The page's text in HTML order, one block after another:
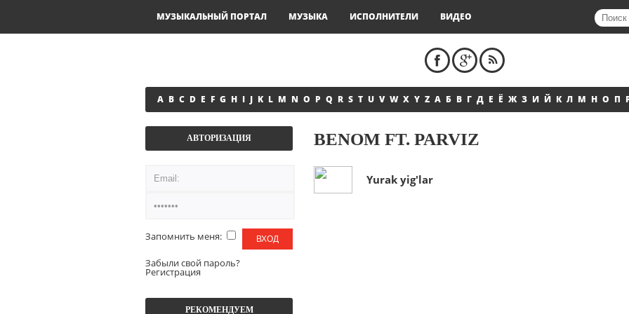
МУЗЫКАЛЬНЫЙ ПОРТАЛ МУЗЫКА ИСПОЛНИТЕЛИ ВИДЕО
A B C D E F G H I J K L M N O P Q R S T U V W X Y Z А Б В Г Д Е Ё Ж З И Й К Л М Н О П
АВТОРИЗАЦИЯ
Запомнить меня:
Забыли свой пароль?
Регистрация
РЕКОМЕНДУЕМ
BENOM FT. PARVIZ
Yurak yig'lar